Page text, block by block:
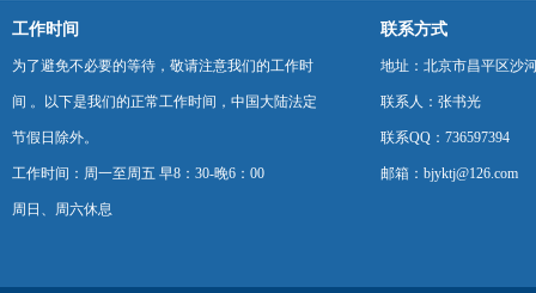
工作时间
为了避免不必要的等待，敬请注意我们的工作时
间 。以下是我们的正常工作时间，中国大陆法定
节假日除外。
工作时间：周一至周五 早8：30-晚6：00
周日、周六休息
联系方式
地址：北京市昌平区沙
联系人：张书光
联系QQ：736597394
邮箱：bjyktj@126.com